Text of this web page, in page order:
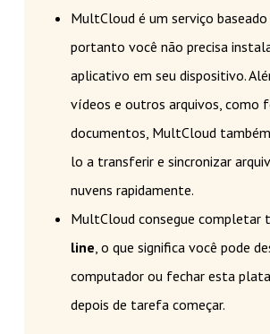
MultCloud é um serviço baseado
portanto você não precisa
aplicativo em seu dispositivo.
vídeos e outros arquivos, como
documentos, MultCloud
lo a transferir e sincronizar
nuvens rapidamente.
MultCloud consegue completar
line, o que significa você pode
computador ou fechar esta
depois de tarefa começar.